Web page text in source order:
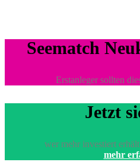
Seematch
Erstanleger sollten
Jetzt
wer mehr investiert
mehr